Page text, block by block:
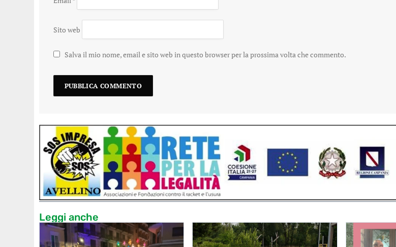
Sito web
Salva il mio nome, email e sito web in questo browser per la prossima volta che commento.
Leggi anche